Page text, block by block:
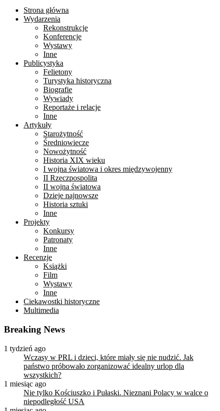
Strona główna
Wydarzenia
Rekonstrukcje
Konferencje
Wystawy
Inne
Publicystyka
Felietony
Turystyka historyczna
Biografie
Wywiady
Reportaże i relacje
Inne
Artykuły
Starożytność
Średniowiecze
Nowożytność
Historia XIX wieku
I wojna światowa i okres międzywojenny
II Rzeczpospolita
II wojna światowa
Dzieje najnowsze
Historia sztuki
Inne
Projekty
Konkursy
Patronaty
Inne
Recenzje
Książki
Film
Wystawy
Inne
Ciekawostki historyczne
Multimedia
Breaking News
1 tydzień ago
Wczasy w PRL i dzieci, które miały się nie nudzić. Jak
państwo próbowało zorganizować idealny urlop dla
wszystkich?
1 miesiąc ago
Nie tylko Kościuszko i Pułaski. Nieznani Polacy w walce o
niepodległość USA